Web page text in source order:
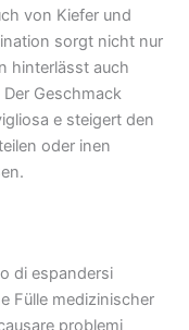
von Kiefer und
sorgt nicht nur
hinterlässt auch
Geschmack
e steigert den
oder inen
di espandersi
Fülle medizinischer
problemi